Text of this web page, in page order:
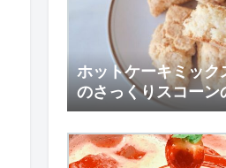
ホットケーキミック
のさっくりスコーン